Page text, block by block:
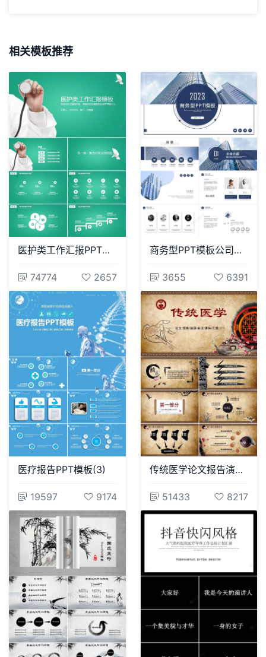
相关模板推荐
医护类工作汇报PPT模板
74774 2657
商务型PPT模板公司介绍项目策划通用PPT模板
3655 6391
医疗报告PPT模板(3)
19597 9174
传统医学论文报告演讲会议课件汇报通用PPT模板
51433 8217